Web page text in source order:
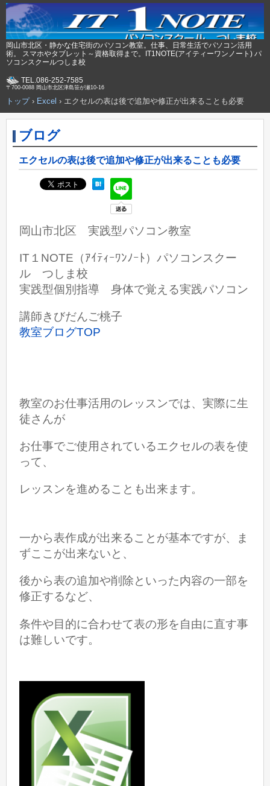
岡山市北区・静かな住宅街のパソコン教室。仕事、日常生活でパソコン活用
術。 スマホやタブレット～資格取得まで。IT1NOTE(アイティーワンノート) パ
ソコンスクールつしま校
TEL.086-252-7585
〒700-0088 岡山市北区津島笹が瀬10-16
トップ› Excel › エクセルの表は後で追加や修正が出来ることも必要
ブログ
エクセルの表は後で追加や修正が出来ることも必要
岡山市北区 実践型パソコン教室
IT１NOTE（ｱｲﾃｨｰﾜﾝﾉｰﾄ）パソコンスクー
ル つしま校
実践型個別指導 身体で覚える実践パソコン
講師きびだんご桃子
教室ブログTOP
教室のお仕事活用のレッスンでは、実際に生
徒さんが
お仕事でご使用されているエクセルの表を使
って、
レッスンを進めることも出来ます。
一から表作成が出来ることが基本ですが、ま
ずここが出来ないと、
後から表の追加や削除といった内容の一部を
修正するなど、
条件や目的に合わせて表の形を自由に直す事
は難しいです。